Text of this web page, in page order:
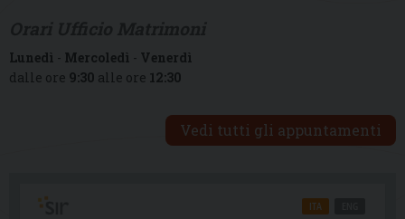
Lunedì - Mercoledì - Venerdì
dalle ore 9:30 alle ore 12:30
Vedi tutti gli appuntamenti